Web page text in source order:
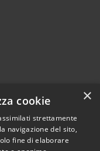
© 2026 • Comune di
×
cookie
strettamente
navigazione del sito,
fine di elaborare